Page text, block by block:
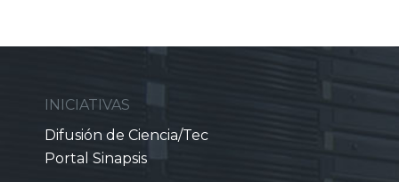
INICIATIVAS
Difusión de Ciencia/Tec
Portal Sinapsis